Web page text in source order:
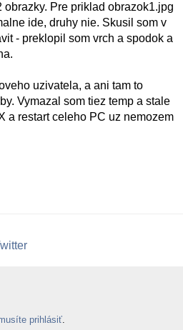
obrazky. Pre priklad obrazok1.jpg
ide, druhy nie. Skusil som v
- preklopil som vrch a spodok a
uzivatela, a ani tam to
Vymazal som tiez temp a stale
a restart celeho PC uz nemozem
prihlásiť